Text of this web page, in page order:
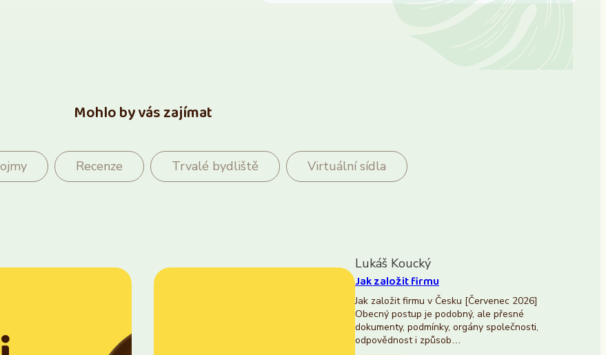
Mohlo by vás zajímat
Recenze Trvalé bydliště Virtuální sídla
Lukáš Koucký
Jak založit firmu
Jak založit firmu v Česku [Červenec 2026]
Obecný postup je podobný, ale přesné
dokumenty, podmínky, orgány společnosti,
odpovědnost i způsob…